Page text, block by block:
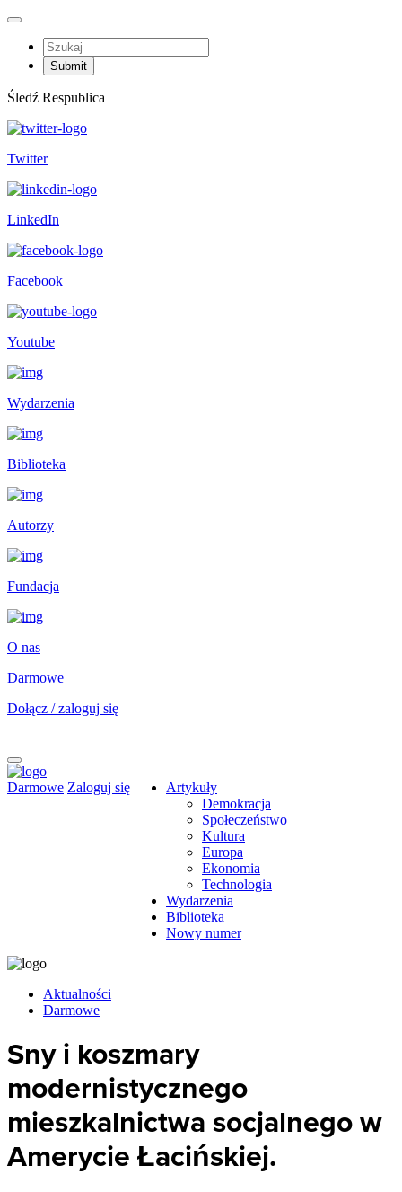
Śledź Respublica
Twitter
LinkedIn
Facebook
Youtube
Wydarzenia
Biblioteka
Autorzy
Fundacja
O nas
Darmowe
Dołącz / zaloguj się
Darmowe Zaloguj się
Artykuły
Demokracja
Społeczeństwo
Kultura
Europa
Ekonomia
Technologia
Wydarzenia
Biblioteka
Nowy numer
Aktualności
Darmowe
Sny i koszmary
modernistycznego
mieszkalnictwa socjalnego w
Amerycie Łacińskiej.